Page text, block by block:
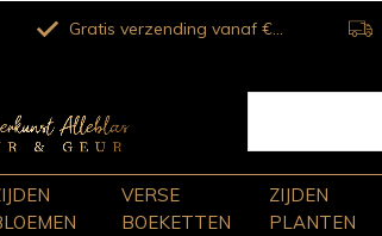
VERSE
BOEKETTEN
ZIJDEN
PLANTEN
Gratis verzending vanaf €100